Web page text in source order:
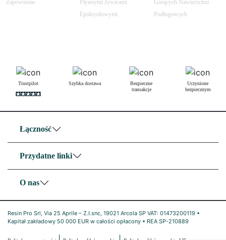
Zapewnione
Płynnymi żywicami
Epoksydowymi
Gorących Nawierzchni
Podłogowych
Trustpilot Szybka dostawa
Bezpieczne
transakcje
Uczynione
bezpiecznym
Łączność
Przydatne linki
O nas
Resin Pro Srl, Via 25 Aprile – Z.I.snc, 19021 Arcola SP VAT: 01473200119 •
Kapitał zakładowy 50 000 EUR w całości opłacony • REA SP-210889